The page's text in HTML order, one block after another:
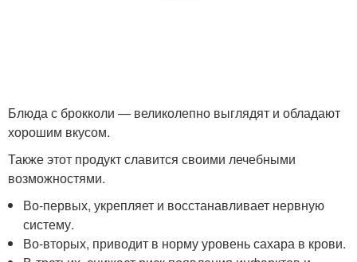
Блюда с брокколи — великолепно выглядят и обладают
хорошим вкусом.
Также этот продукт славится своими лечебными
возможностями.
Во-первых, укрепляет и восстанавливает нервную
систему.
Во-вторых, приводит в норму уровень сахара в крови.